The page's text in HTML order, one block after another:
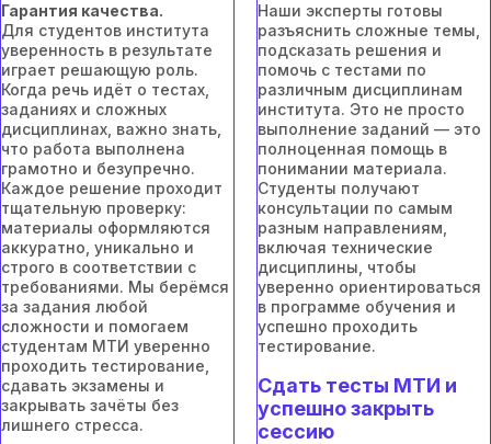
Гарантия качества.
Для студентов института
уверенность в результате
играет решающую роль.
Когда речь идёт о тестах,
заданиях и сложных
дисциплинах, важно знать,
что работа выполнена
грамотно и безупречно.
Каждое решение проходит
тщательную проверку:
материалы оформляются
аккуратно, уникально и
строго в соответствии с
требованиями. Мы берёмся
за задания любой
сложности и помогаем
студентам МТИ уверенно
проходить тестирование,
сдавать экзамены и
закрывать зачёты без
лишнего стресса.
Наши эксперты готовы
разъяснить сложные темы,
подсказать решения и
помочь с тестами по
различным дисциплинам
института. Это не просто
выполнение заданий — это
полноценная помощь в
понимании материала.
Студенты получают
консультации по самым
разным направлениям,
включая технические
дисциплины, чтобы
уверенно ориентироваться
в программе обучения и
успешно проходить
тестирование.
Сдать тесты МТИ и
успешно закрыть
сессию